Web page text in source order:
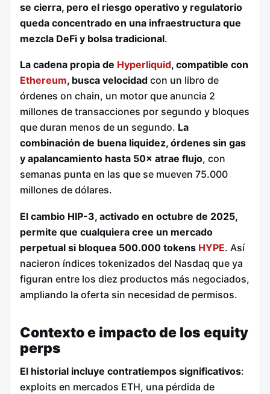
se cierra, pero el riesgo operativo y regulatorio
queda concentrado en una infraestructura que
mezcla DeFi y bolsa tradicional.
La cadena propia de Hyperliquid, compatible con
Ethereum, busca velocidad con un libro de
órdenes on chain, un motor que anuncia 2
millones de transacciones por segundo y bloques
que duran menos de un segundo. La
combinación de buena liquidez, órdenes sin gas
y apalancamiento hasta 50× atrae flujo, con
semanas punta en las que se mueven 75.000
millones de dólares.
El cambio HIP-3, activado en octubre de 2025,
permite que cualquiera cree un mercado
perpetual si bloquea 500.000 tokens HYPE. Así
nacieron índices tokenizados del Nasdaq que ya
figuran entre los diez productos más negociados,
ampliando la oferta sin necesidad de permisos.
Contexto e impacto de los equity
perps
El historial incluye contratiempos significativos:
exploits en mercados ETH, una pérdida de